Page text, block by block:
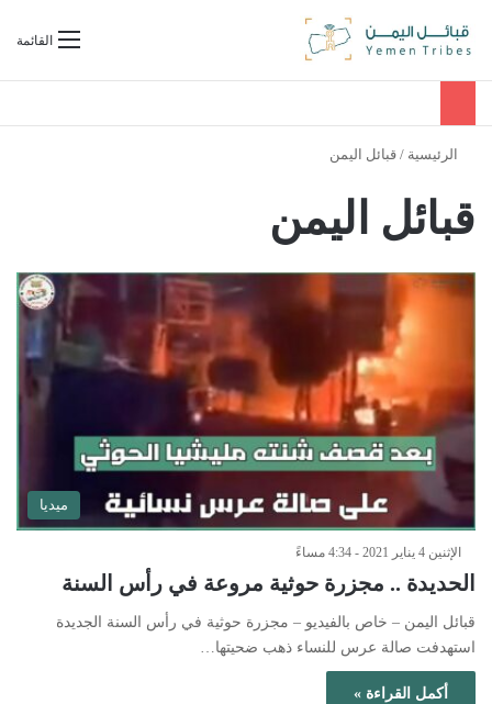
القائمةبحث عن
الرئيسية / قبائل اليمن
قبائل اليمن
ميديا
الإثنين 4 يناير 2021 - 4:34 مساءً
الحديدة .. مجزرة حوثية مروعة في رأس السنة
قبائل اليمن – خاص بالفيديو – مجزرة حوثية في رأس السنة الجديدة
استهدفت صالة عرس للنساء ذهب ضحيتها…
أكمل القراءة »